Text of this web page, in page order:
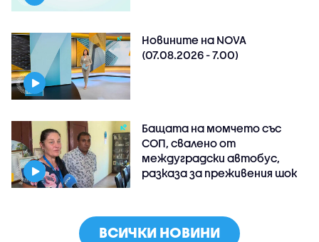
Новините на NOVA
(07.08.2026 - 7.00)
Бащата на момчето със
СОП, свалено от
междуградски автобус,
разказа за преживения шок
ВСИЧКИ НОВИНИ